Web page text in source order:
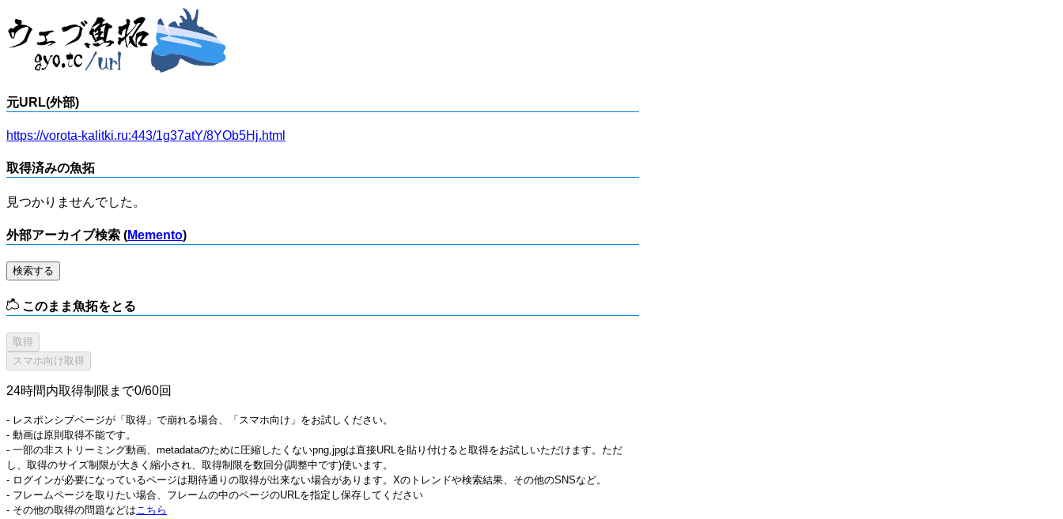
元URL(外部)
https://vorota-kalitki.ru:443/1g37atY/8YOb5Hj.html
取得済みの魚拓
見つかりませんでした。
外部アーカイブ検索 (Memento)
検索する
このまま魚拓をとる
24時間内取得制限まで0/60回
- レスポンシブページが「取得」で崩れる場合、「スマホ向け」をお試しください。
- 動画は原則取得不能です。
- 一部の非ストリーミング動画、metadataのために圧縮したくないpng,jpgは直接URLを貼り付けると取得をお試しいただけます。ただ
し、取得のサイズ制限が大きく縮小され、取得制限を数回分(調整中です)使います。
- ログインが必要になっているページは期待通りの取得が出来ない場合があります。Xのトレンドや検索結果、その他のSNSなど。
- フレームページを取りたい場合、フレームの中のページのURLを指定し保存してください
- その他の取得の問題などは こちら